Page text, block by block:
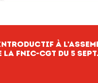
à
FNIC-CGT du 5 sept.